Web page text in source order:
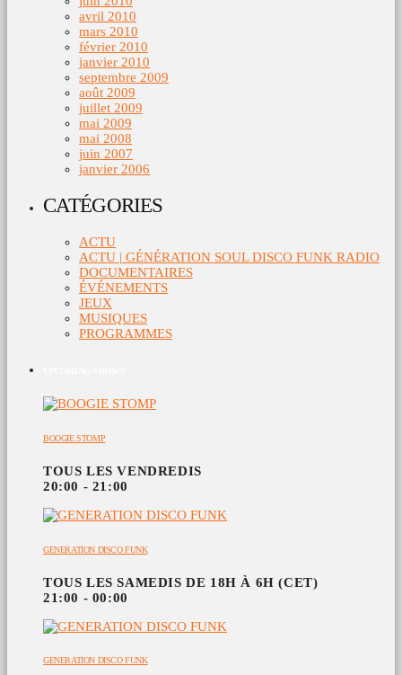
avril 2010
mars 2010
février 2010
janvier 2010
septembre 2009
août 2009
juillet 2009
mai 2009
mai 2008
juin 2007
janvier 2006
CATÉGORIES
ACTU
ACTU | GÉNÉRATION SOUL DISCO FUNK RADIO
DOCUMENTAIRES
ÉVÉNEMENTS
JEUX
MUSIQUES
PROGRAMMES
BOOGIE STOMP
TOUS LES VENDREDIS
20:00 - 21:00
GENERATION DISCO FUNK
TOUS LES SAMEDIS DE 18H À 6H (CET)
21:00 - 00:00
GENERATION DISCO FUNK